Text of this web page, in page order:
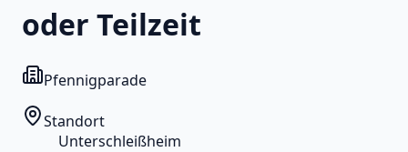
oder Teilzeit
Pfennigparade
Standort
Unterschleißheim